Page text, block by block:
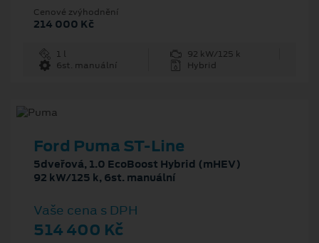
Cenové zvýhodnění
214 000 Kč
1 l
92 kW/125 k
6st. manuální
Hybrid
Ford Puma ST-Line
5dveřová, 1.0 EcoBoost Hybrid (mHEV)
92 kW/125 k, 6st. manuální
Vaše cena s DPH
514 400 Kč